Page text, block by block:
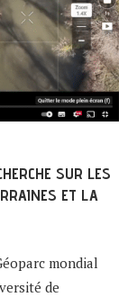
SUR LES
ET LA
mondial
de